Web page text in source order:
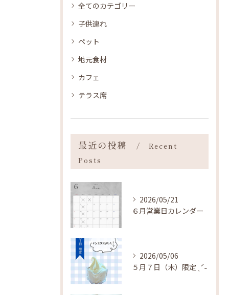
全てのカテゴリー
子供連れ
ペット
地元食材
カフェ
テラス席
最近の投稿
Recent
Posts
2026/05/21
６月営業日カレンダー
2026/05/06
５月７日（木）限定 ˎˊ˗